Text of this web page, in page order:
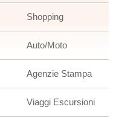
Shopping
Auto/Moto
Agenzie Stampa
Viaggi Escursioni